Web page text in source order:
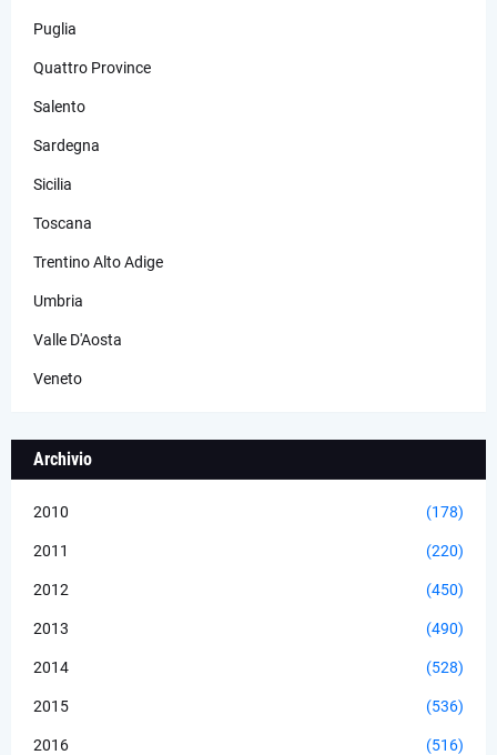
Puglia
Quattro Province
Salento
Sardegna
Sicilia
Toscana
Trentino Alto Adige
Umbria
Valle D'Aosta
Veneto
Archivio
2010 (178)
2011 (220)
2012 (450)
2013 (490)
2014 (528)
2015 (536)
2016 (516)